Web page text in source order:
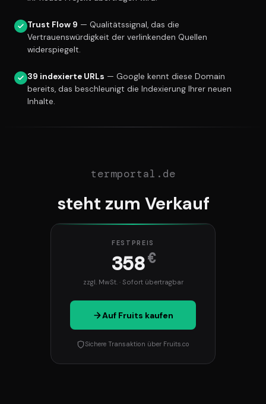
Trust Flow 9 — Qualitätssignal, das die
Vertrauenswürdigkeit der verlinkenden Quellen
widerspiegelt.
39 indexierte URLs — Google kennt diese Domain
bereits, das beschleunigt die Indexierung Ihrer neuen
Inhalte.
termportal.de
steht zum Verkauf
FESTPREIS
358€
zzgl. MwSt. · Sofort übertragbar
Auf Fruits kaufen
Sichere Transaktion über Fruits.co